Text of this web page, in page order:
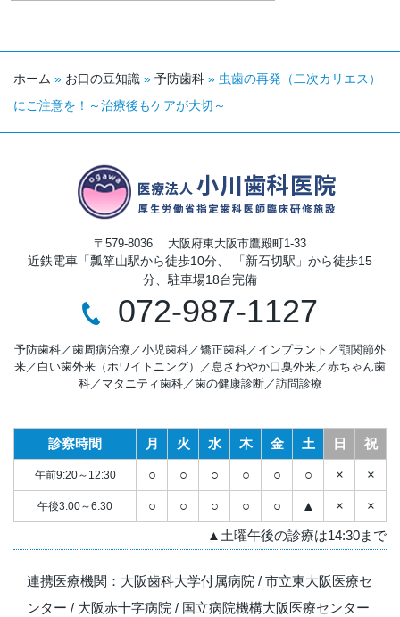
ホーム » お口の豆知識 » 予防歯科 » 虫歯の再発（二次カリエス）
にご注意を！～治療後もケアが大切～
〒579-8036 大阪府東大阪市鷹殿町1-33
近鉄電車「瓢箪山駅から徒歩10分、 「新石切駅」から徒歩15
分、駐車場18台完備
072-987-1127
予防歯科／歯周病治療 ／小児歯科／矯正歯科／ インプラント ／顎関節外
来／ 白い歯外来（ホワイトニング） ／息さわやか口臭外来／赤ちゃん歯
科／ マタニティ歯科／歯の健康診断／訪問診療
診察時間 月 火 水 木 金 土 日 祝
午前9:20～12:30 ○ ○ ○ ○ ○ ○ × ×
午後3:00～6:30 ○ ○ ○ ○ ○ ▲ ×
×
▲土曜午後の診療は14:30まで
連携医療機関： 大阪歯科大学付属病院 / 市立東大阪医療セ
ンター / 大阪赤十字病院 / 国立病院機構大阪医療センター